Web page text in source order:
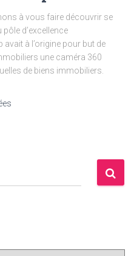
à vous faire découvrir se
d’excellence
à l’origine pour but de
une caméra 360
de biens immobiliers.